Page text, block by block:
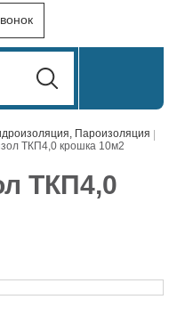
Пароизоляция
ТКП4,0 крошка 10м2
ТКП4,0